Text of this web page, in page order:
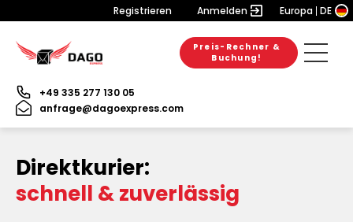
Registrieren Anmelden Europa DE
Preis-Rechner &
Buchung!
+49 335 277 130 05
anfrage@dagoexpress.com
Direktkurier:
schnell & zuverlässig